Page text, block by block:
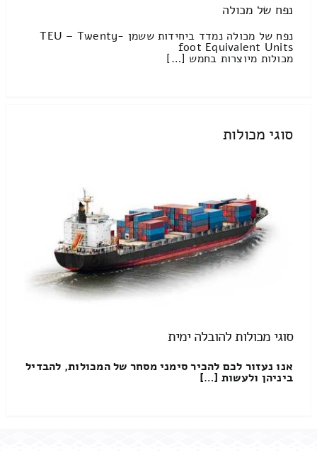
נפח של מכולה
נפח של מכולה נמדד ביחידות ששמן TEU – Twenty-
foot Equivalent Units
מכולות מיוצרות בחמש […]
סוגי מכולות
סוגי מכולות להובלה ימית
אנו נעזור לכם להכיר סימני מסחר של המכולות, להבדיל
ביניהן ולעשות […]